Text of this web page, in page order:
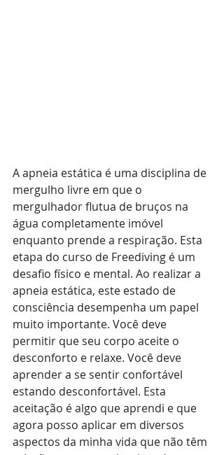
A apneia estática é uma disciplina de
mergulho livre em que o
mergulhador flutua de bruços na
água completamente imóvel
enquanto prende a respiração. Esta
etapa do curso de Freediving é um
desafio físico e mental. Ao realizar a
apneia estática, este estado de
consciência desempenha um papel
muito importante. Você deve
permitir que seu corpo aceite o
desconforto e relaxe. Você deve
aprender a se sentir confortável
estando desconfortável. Esta
aceitação é algo que aprendi e que
agora posso aplicar em diversos
aspectos da minha vida que não têm